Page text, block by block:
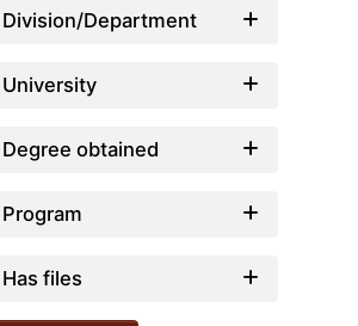
Division/Department
University
Degree obtained
Program
Has files